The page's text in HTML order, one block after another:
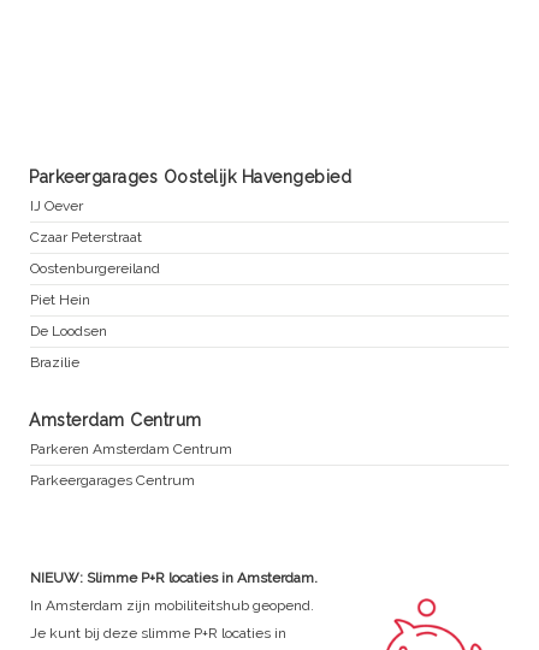
Parkeergarages Oostelijk Havengebied
IJ Oever
Czaar Peterstraat
Oostenburgereiland
Piet Hein
De Loodsen
Brazilie
Amsterdam Centrum
Parkeren Amsterdam Centrum
Parkeergarages Centrum
NIEUW: Slimme P+R locaties in Amsterdam.
In Amsterdam zijn mobiliteitshub geopend.
Je kunt bij deze slimme P+R locaties in